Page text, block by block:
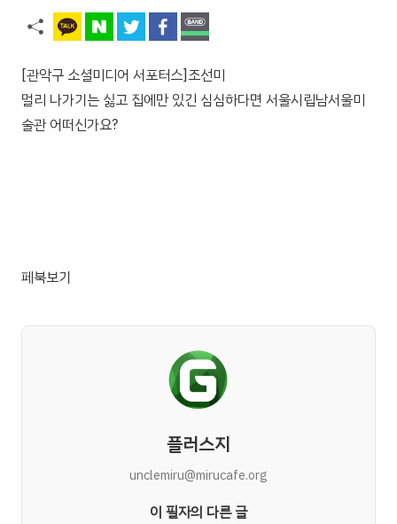
[관악구 소셜미디어 서포터스]조선미
멀리 나가기는 싫고 집에만 있긴 심심하다면 서울시립남서울미
술관 어떠신가요?
페북보기
플러스지
unclemiru@mirucafe.org
이 필자의 다른 글